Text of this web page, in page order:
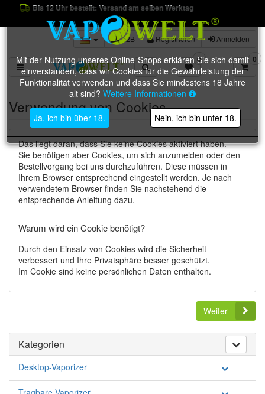
Bis 12 Uhr bestellt: Versand am selben Werktag
B2B Registrieren Anmelden
Toggle navigation
0 0
Mit der Nutzung unseres Online-Shops erklären Sie sich damit
einverstanden, dass wir Cookies für die Gewährleistung der
Funktionalität verwenden und dass Sie mindestens 18 Jahre
alt sind? Weitere Informationen
Ja, ich bin über 18. Nein, ich bin unter 18.
Verwendung von Cookies
Das liegt daran, dass Sie keine Cookies aktiviert haben.
Sie benötigen aber Cookies, um sich anzumelden oder den
Bestellvorgang bei uns durchzuführen. Diese müssen in
Ihrem Browser entsprechend eingestellt werden. Je nach
verwendetem Browser finden Sie nachstehend die
entsprechende Anleitung dazu.
Warum wird ein Cookie benötigt?
Durch den Einsatz von Cookies wird die Sicherheit
verbessert und Ihre Privatsphäre besser geschützt.
Im Cookie sind keine persönlichen Daten enthalten.
Weiter
Kategorien
Desktop-Vaporizer